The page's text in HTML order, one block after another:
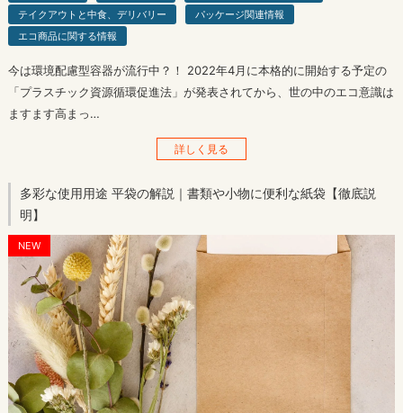
テイクアウトと中食、デリバリー
パッケージ関連情報
エコ商品に関する情報
今は環境配慮型容器が流行中？！ 2022年4月に本格的に開始する予定の
「プラスチック資源循環促進法」が発表されてから、世の中のエコ意識は
ますます高まっ…
詳しく見る
多彩な使用用途 平袋の解説｜書類や小物に便利な紙袋【徹底説
明】
NEW